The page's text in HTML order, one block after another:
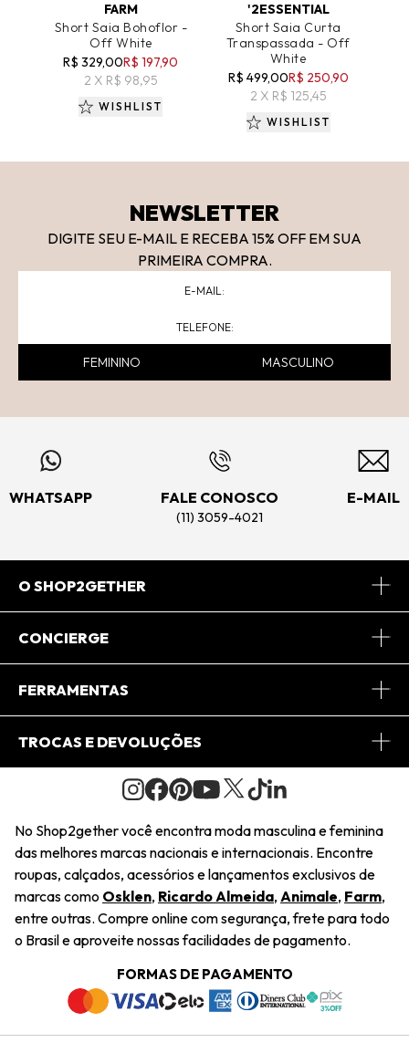
FARM
Short Saia Bohoflor -
Off White
R$ 329,00R$ 197,90
2 X R$ 98,95
WISHLIST
'2ESSENTIAL
Short Saia Curta
Transpassada - Off
White
R$ 499,00R$ 250,90
2 X R$ 125,45
WISHLIST
NEWSLETTER
DIGITE SEU E-MAIL E RECEBA 15% OFF EM SUA
PRIMEIRA COMPRA.
FEMININO MASCULINO
WHATSAPP FALE CONOSCO
(11) 3059-4021
E-MAIL
O SHOP2GETHER
Sobre Nós
Journal
Saiu na Mídia
Sustentabilidade
Navegando
Termos e Condições
Trabalhe Conosco
CONCIERGE
Central de Relacionamento
Regulamento e Promoções
FERRAMENTAS
Minha Conta
Pedido de Presente
Wishlist
TROCAS E DEVOLUÇÕES
Condições Gerais
Troca Fácil
Restituição de Pagamento
Dúvidas Frequentes
Termos e Condições
Política de Privacidade
No Shop2gether você encontra moda masculina e feminina
das melhores marcas nacionais e internacionais. Encontre
roupas, calçados, acessórios e lançamentos exclusivos de
marcas como Osklen, Ricardo Almeida, Animale, Farm,
entre outras. Compre online com segurança, frete para todo
o Brasil e aproveite nossas facilidades de pagamento.
FORMAS DE PAGAMENTO